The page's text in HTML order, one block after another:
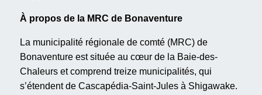
À propos de la MRC de Bonaventure
La municipalité régionale de comté (MRC) de
Bonaventure est située au cœur de la Baie-des-
Chaleurs et comprend treize municipalités, qui
s’étendent de Cascapédia-Saint-Jules à Shigawake.